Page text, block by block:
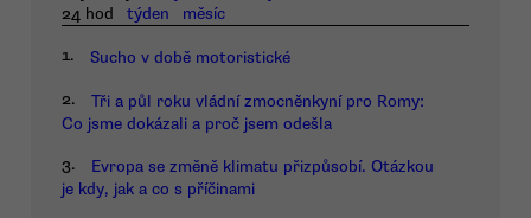
24 hod
týden měsíc
1. Sucho v době motoristické
2.
Tři a půl roku vládní zmocněnkyní pro Romy:
Co jsme dokázali a proč jsem odešla
3.
Evropa se změně klimatu přizpůsobí. Otázkou
je kdy, jak a co s příčinami